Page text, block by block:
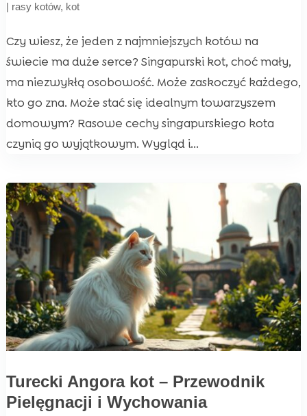
| rasy kotów, kot
Czy wiesz, że jeden z najmniejszych kotów na
świecie ma duże serce? Singapurski kot, choć mały,
ma niezwykłą osobowość. Może zaskoczyć każdego,
kto go zna. Może stać się idealnym towarzyszem
domowym? Rasowe cechy singapurskiego kota
czynią go wyjątkowym. Wygląd i...
Turecki Angora kot – Przewodnik
Pielęgnacji i Wychowania